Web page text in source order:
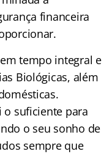
financeira
tempo integral e
Biológicas, além
o suficiente para
o seu sonho de
sempre que